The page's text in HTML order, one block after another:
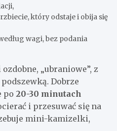
który odstaje i obija się
wagi, bez podania
„ubraniowe”, z
Dobrze
po 20-30 minutach
i przesuwać się na
mini-kamizelki,